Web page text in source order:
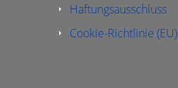
Haftungsausschluss
Cookie-Richtlinie (EU)